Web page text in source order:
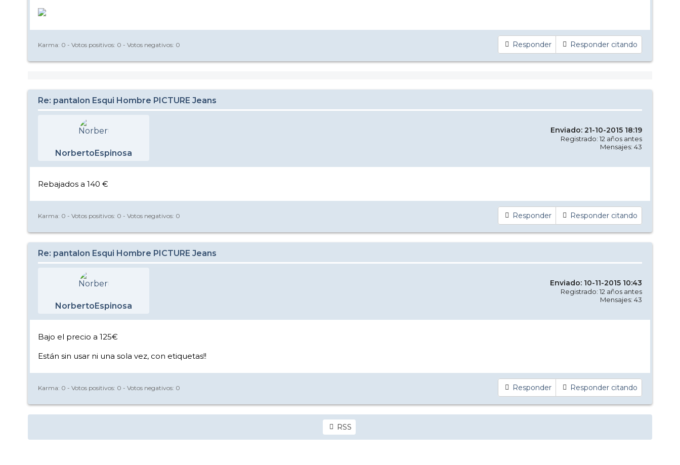
Responder Responder citando
Karma: 0 - Votos positivos: 0 - Votos negativos: 0
Re: pantalon Esqui Hombre PICTURE Jeans
NorbertoEspinosa
Enviado: 21-10-2015 18:19
Registrado: 12 años antes
Mensajes: 43
Rebajados a 140 €
Responder Responder citando
Karma: 0 - Votos positivos: 0 - Votos negativos: 0
Re: pantalon Esqui Hombre PICTURE Jeans
NorbertoEspinosa
Enviado: 10-11-2015 10:43
Registrado: 12 años antes
Mensajes: 43
Bajo el precio a 125€
Están sin usar ni una sola vez, con etiquetas!!
Responder Responder citando
Karma: 0 - Votos positivos: 0 - Votos negativos: 0
RSS